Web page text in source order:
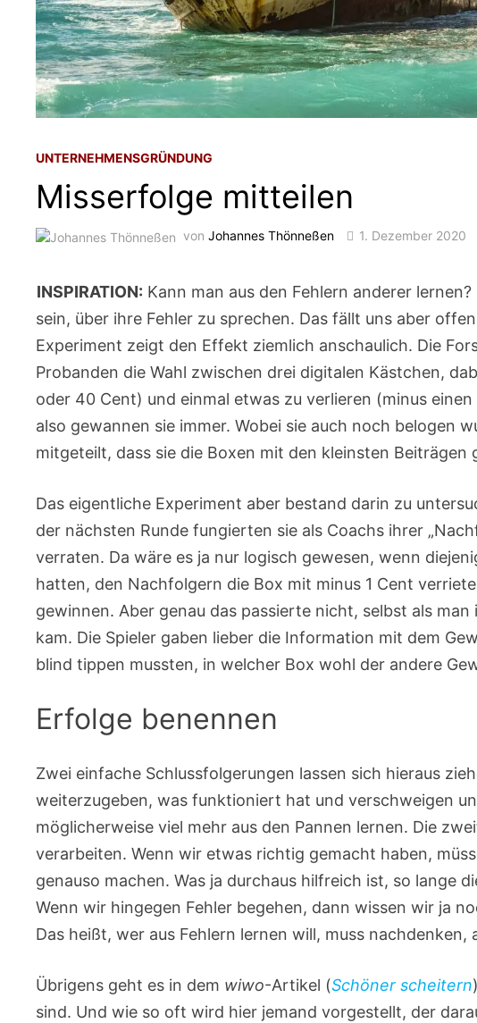
UNTERNEHMENSGRÜNDUNG
Misserfolge mitteilen
vonJohannes Thönneßen 1. Dezember 2020
INSPIRATION: Kann man aus den Fehlern anderer
sein, über ihre Fehler zu sprechen. Das fällt uns aber
Experiment zeigt den Effekt ziemlich anschaulich. Die
Probanden die Wahl zwischen drei digitalen Kästchen,
oder 40 Cent) und einmal etwas zu verlieren (minus
also gewannen sie immer. Wobei sie auch noch belogen
mitgeteilt, dass sie die Boxen mit den kleinsten Beiträgen
Das eigentliche Experiment aber bestand darin zu
der nächsten Runde fungierten sie als Coachs ihrer
verraten. Da wäre es ja nur logisch gewesen, wenn
hatten, den Nachfolgern die Box mit minus 1 Cent
gewinnen. Aber genau das passierte nicht, selbst als
kam. Die Spieler gaben lieber die Information mit dem
blind tippen mussten, in welcher Box wohl der andere
Erfolge benennen
Zwei einfache Schlussfolgerungen lassen sich hieraus
weiterzugeben, was funktioniert hat und verschweigen
möglicherweise viel mehr aus den Pannen lernen. Die
verarbeiten. Wenn wir etwas richtig gemacht haben,
genauso machen. Was ja durchaus hilfreich ist, so lange
Wenn wir hingegen Fehler begehen, dann wissen wir ja
Das heißt, wer aus Fehlern lernen will, muss
Übrigens geht es in dem wiwo-Artikel (Schöner scheitern
sind. Und wie so oft wird hier jemand vorgestellt, der